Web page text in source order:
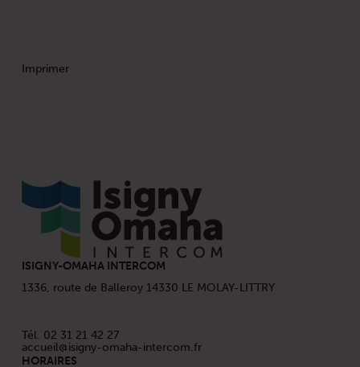
Imprimer
ISIGNY-OMAHA INTERCOM
1336, route de Balleroy 14330 LE MOLAY-LITTRY
Tél. 02 31 21 42 27
accueil@isigny-omaha-intercom.fr
HORAIRES